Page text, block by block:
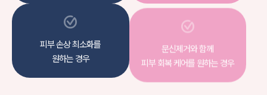
피부 손상 최소화를
원하는 경우
문신제거와 함께
피부 회복 케어를 원하는 경우